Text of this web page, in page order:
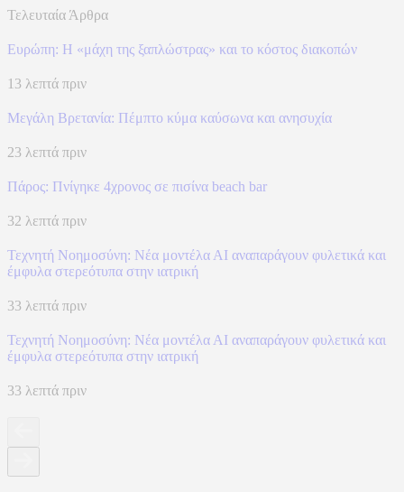
Τελευταία Άρθρα
Ευρώπη: H «μάχη της ξαπλώστρας» και το κόστος διακοπών
13 λεπτά πριν
Μεγάλη Βρετανία: Πέμπτο κύμα καύσωνα και ανησυχία
23 λεπτά πριν
Πάρος: Πνίγηκε 4χρονος σε πισίνα beach bar
32 λεπτά πριν
Τεχνητή Νοημοσύνη: Νέα μοντέλα ΑΙ αναπαράγουν φυλετικά και
έμφυλα στερεότυπα στην ιατρική
33 λεπτά πριν
Τεχνητή Νοημοσύνη: Νέα μοντέλα ΑΙ αναπαράγουν φυλετικά και
έμφυλα στερεότυπα στην ιατρική
33 λεπτά πριν